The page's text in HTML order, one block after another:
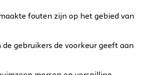
fouten zijn op het gebied van
de gebruikers de voorkeur geeft aan